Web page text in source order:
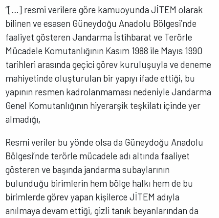
“[…] resmi verilere göre kamuoyunda JİTEM olarak
bilinen ve esasen Güneydoğu Anadolu Bölgesi’nde
faaliyet gösteren Jandarma İstihbarat ve Terörle
Mücadele Komutanlığının Kasım 1988 ile Mayıs 1990
tarihleri arasında geçici görev kuruluşuyla ve deneme
mahiyetinde oluşturulan bir yapıyı ifade ettiği, bu
yapının resmen kadrolanmaması nedeniyle Jandarma
Genel Komutanlığının hiyerarşik teşkilatı içinde yer
almadığı,
Resmi veriler bu yönde olsa da Güneydoğu Anadolu
Bölgesi’nde terörle mücadele adı altında faaliyet
gösteren ve başında jandarma subaylarının
bulunduğu birimlerin hem bölge halkı hem de bu
birimlerde görev yapan kişilerce JİTEM adıyla
anılmaya devam ettiği, gizli tanık beyanlarından da